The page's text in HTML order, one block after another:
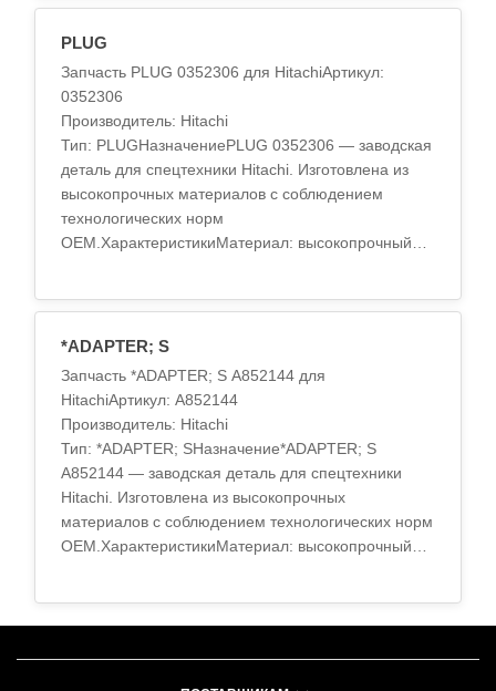
PLUG
Запчасть PLUG 0352306 для HitachiАртикул:
0352306
Производитель: Hitachi
Тип: PLUGНазначениеPLUG 0352306 — заводская
деталь для спецтехники Hitachi. Изготовлена из
высокопрочных материалов с соблюдением
технологических норм
OEM.ХарактеристикиМатериал: высокопрочный
*ADAPTER; S
Запчасть *ADAPTER; S A852144 для
HitachiАртикул: A852144
Производитель: Hitachi
Тип: *ADAPTER; SНазначение*ADAPTER; S
A852144 — заводская деталь для спецтехники
Hitachi. Изготовлена из высокопрочных
материалов с соблюдением технологических норм
OEM.ХарактеристикиМатериал: высокопрочный